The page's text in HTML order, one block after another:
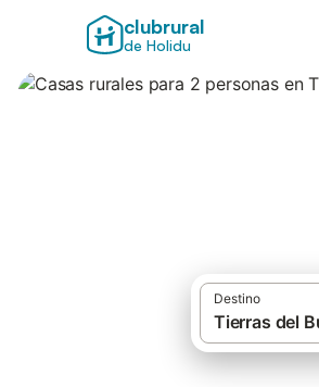
clubrural
de Holidu
Destino